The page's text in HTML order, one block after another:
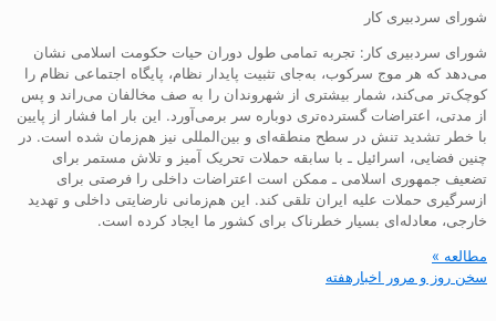
شورای سردبیری کار
شورای سردبیری کار: تجربه تمامی طول دوران حیات حکومت اسلامی نشان
می‌دهد که هر موج سرکوب، به‌جای تثبیت پایدار نظام، پایگاه اجتماعی نظام را
کوچک‌تر می‌کند، شمار بیشتری از شهروندان را به صف مخالفان می‌راند و پس
از مدتی، اعتراضات گسترده‌تری دوباره سر برمی‌آورد. این بار اما فشار از پایین
با خطر تشدید تنش در سطح منطقه‌ای و بین‌المللی نیز هم‌زمان شده است. در
چنین فضایی، اسرائیل ـ با سابقه حملات تحریک آمیز و تلاش مستمر برای
تضعیف جمهوری اسلامی ـ ممکن است اعتراضات داخلی را فرصتی برای
ازسرگیری حملات علیه ایران تلقی کند. این هم‌زمانی نارضایتی داخلی و تهدید
خارجی، معادله‌ای بسیار خطرناک برای کشور ما ایجاد کرده است.
مطالعه »
سخن روز و مرور اخبارهفته